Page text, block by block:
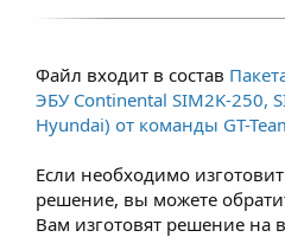
крутящему моменту
7–12% и зависит от
условий эксплуатации
Файл входит в состав
ЭБУ Continental SIM2K-250,
Hyundai) от команды GT-
Если необходимо
решение, вы можете
Вам изготовят решение на